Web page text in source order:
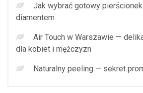
Jak wybrać gotowy
diamentem
Air Touch w Warszawie —
dla kobiet i mężczyzn
Naturalny peeling — sekret